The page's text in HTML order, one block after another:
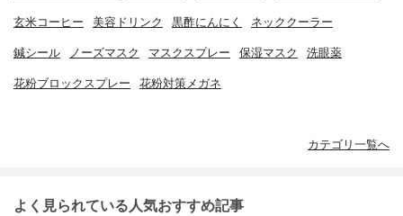
玄米コーヒー 美容ドリンク 黒酢にんにく ネッククーラー
鍼シール ノーズマスク マスクスプレー 保湿マスク 洗眼薬
花粉ブロックスプレー 花粉対策メガネ
カテゴリ一覧へ
よく見られている人気おすすめ記事